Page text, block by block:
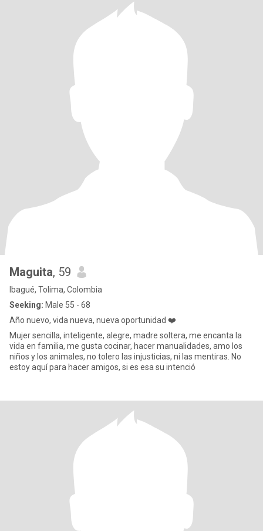
Maguita, 59
Ibagué, Tolima, Colombia
Seeking: Male 55 - 68
Año nuevo, vida nueva, nueva oportunidad ❤️
Mujer sencilla, inteligente, alegre, madre soltera, me encanta la
vida en familia, me gusta cocinar, hacer manualidades, amo los
niños y los animales, no tolero las injusticias, ni las mentiras. No
estoy aquí para hacer amigos, si es esa su intenció